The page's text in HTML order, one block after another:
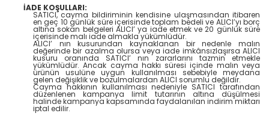
İADE KOŞULLARI:
SATICI, cayma bildiriminin kendisine ulaşmasından itibaren
en geç 10 günlük süre içerisinde toplam bedeli ve ALICI’yı borç
altına sokan belgeleri ALICI’ ya iade etmek ve 20 günlük süre
içerisinde malı iade almakla yükümlüdür.
ALICI’ nın kusurundan kaynaklanan bir nedenle malın
değerinde bir azalma olursa veya iade imkânsızlaşırsa ALICI
kusuru oranında SATICI’ nın zararlarını tazmin etmekle
yükümlüdür. Ancak cayma hakkı süresi içinde malın veya
ürünün usulüne uygun kullanılması sebebiyle meydana
gelen değişiklik ve bozulmalardan ALICI sorumlu değildir.
Cayma hakkının kullanılması nedeniyle SATICI tarafından
düzenlenen kampanya limit tutarının altına düşülmesi
halinde kampanya kapsamında faydalanılan indirim miktarı
iptal edilir.